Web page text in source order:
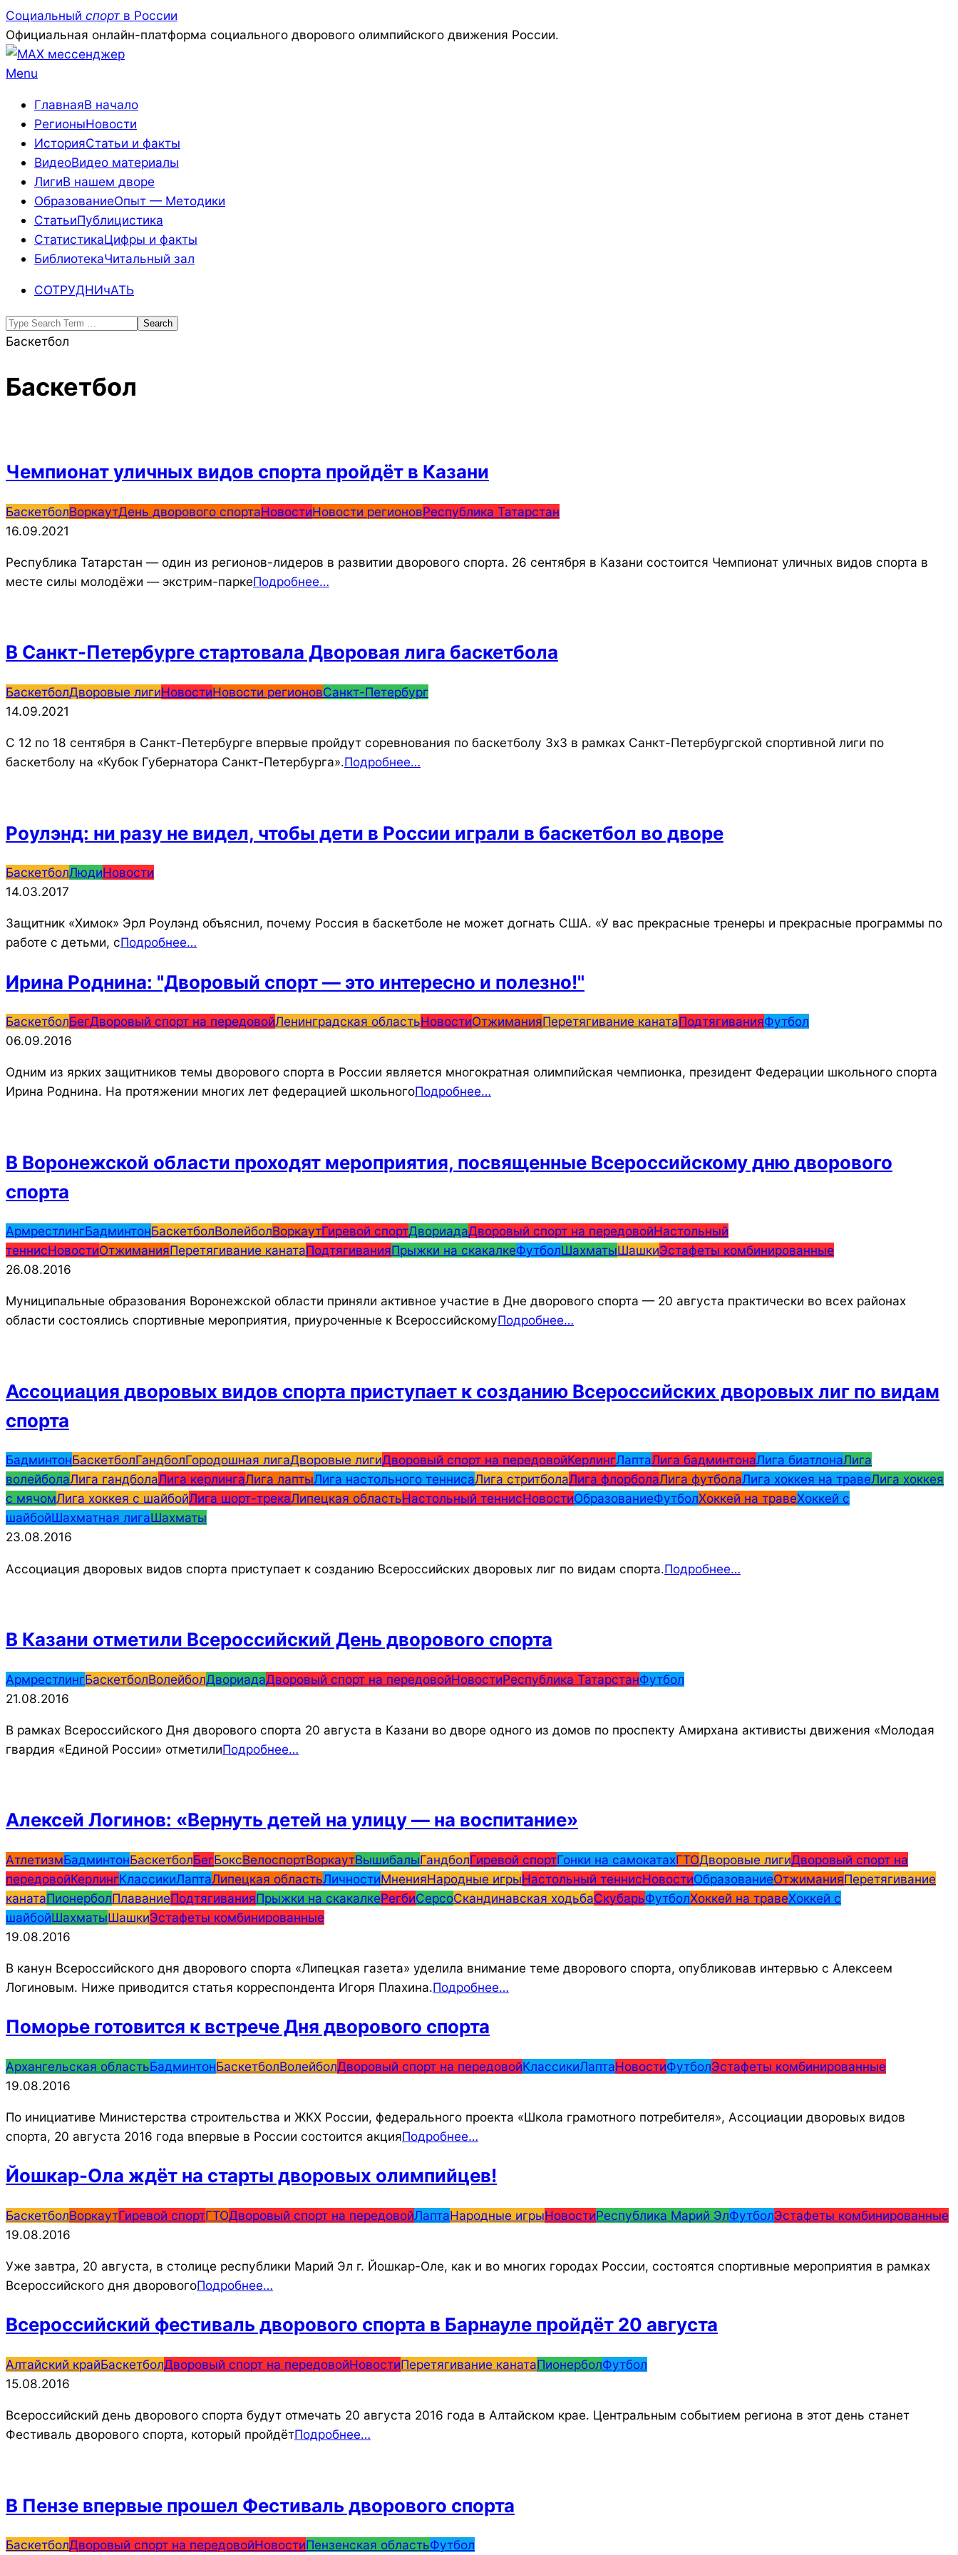
Skip
to
content
Социальный спорт в России
Официальная онлайн-платформа социального дворового олимпийского движения России.
Primary
Menu
Menu
ГлавнаяВ начало
РегионыНовости
ИсторияСтатьи и факты
ВидеоВидео материалы
ЛигиВ нашем дворе
ОбразованиеОпыт — Методики
СтатьиПублицистика
СтатистикаЦифры и факты
БиблиотекаЧитальный зал
СОТРУДНИчАТЬ
Search
Баскетбол
Баскетбол
Чемпионат уличных видов спорта пройдёт в Казани
2021-
09-
БаскетболВоркаутДень дворового спортаНовостиНовости регионовРеспублика Татарстан
16.09.2021
Республика Татарстан — один из регионов-лидеров в развитии дворового спорта. 26 сентября в Казани состоится Чемпионат уличных видов спорта в
месте силы молодёжи — экстрим-паркеПодробнее…
В Санкт-Петербурге стартовала Дворовая лига баскетбола
2021-
09-
БаскетболДворовые лигиНовостиНовости регионовСанкт-Петербург
14.09.2021
С 12 по 18 сентября в Санкт-Петербурге впервые пройдут соревнования по баскетболу 3х3 в рамках Санкт-Петербургской спортивной лиги по
баскетболу на «Кубок Губернатора Санкт-Петербурга».Подробнее…
Роулэнд: ни разу не видел, чтобы дети в России играли в баскетбол во дворе
2017-
03-
БаскетболЛюдиНовости
14.03.2017
Защитник «Химок» Эрл Роулэнд объяснил, почему Россия в баскетболе не может догнать США. «У вас прекрасные тренеры и прекрасные программы по
работе с детьми, сПодробнее…
Ирина Роднина: "Дворовый спорт — это интересно и полезно!"
2016-
09-
БаскетболБегДворовый спорт на передовойЛенинградская областьНовостиОтжиманияПеретягивание канатаПодтягиванияФутбол
06.09.2016
Одним из ярких защитников темы дворового спорта в России является многократная олимпийская чемпионка, президент Федерации школьного спорта
Ирина Роднина. На протяжении многих лет федерацией школьногоПодробнее…
В Воронежской области проходят мероприятия, посвященные Всероссийскому дню дворового
спорта
2016-
08-
26
АрмрестлингБадминтонБаскетболВолейболВоркаутГиревой спортДвориадаДворовый спорт на передовойНастольный
теннисНовостиОтжиманияПеретягивание канатаПодтягиванияПрыжки на скакалкеФутболШахматыШашкиЭстафеты комбинированные
26.08.2016
Муниципальные образования Воронежской области приняли активное участие в Дне дворового спорта — 20 августа практически во всех районах
области состоялись спортивные мероприятия, приуроченные к ВсероссийскомуПодробнее…
Ассоциация дворовых видов спорта приступает к созданию Всероссийских дворовых лиг по видам
спорта
2016-
08-
23
БадминтонБаскетболГандболГородошная лигаДворовые лигиДворовый спорт на передовойКерлингЛаптаЛига бадминтонаЛига биатлонаЛига
волейболаЛига гандболаЛига керлингаЛига лаптыЛига настольного теннисаЛига стритболаЛига флорболаЛига футболаЛига хоккея на травеЛига хоккея
с мячомЛига хоккея с шайбойЛига шорт-трекаЛипецкая областьНастольный теннисНовостиОбразованиеФутболХоккей на травеХоккей с
шайбойШахматная лигаШахматы
23.08.2016
Ассоциация дворовых видов спорта приступает к созданию Всероссийских дворовых лиг по видам спорта.Подробнее…
В Казани отметили Всероссийский День дворового спорта
2016-
08-
АрмрестлингБаскетболВолейболДвориадаДворовый спорт на передовойНовостиРеспублика ТатарстанФутбол
21.08.2016
В рамках Всероссийского Дня дворового спорта 20 августа в Казани во дворе одного из домов по проспекту Амирхана активисты движения «Молодая
гвардия «Единой России» отметилиПодробнее…
Алексей Логинов: «Вернуть детей на улицу — на воспитание»
2016-
08-
19
АтлетизмБадминтонБаскетболБегБоксВелоспортВоркаутВышибалыГандболГиревой спортГонки на самокатахГТОДворовые лигиДворовый спорт на
передовойКерлингКлассикиЛаптаЛипецкая областьЛичностиМненияНародные игрыНастольный теннисНовостиОбразованиеОтжиманияПеретягивание
канатаПионерболПлаваниеПодтягиванияПрыжки на скакалкеРегбиСерсоСкандинавская ходьбаСкубарьФутболХоккей на травеХоккей с
шайбойШахматыШашкиЭстафеты комбинированные
19.08.2016
В канун Всероссийского дня дворового спорта «Липецкая газета» уделила внимание теме дворового спорта, опубликовав интервью с Алексеем
Логиновым. Ниже приводится статья корреспондента Игоря Плахина.Подробнее…
Поморье готовится к встрече Дня дворового спорта
2016-
08-
Архангельская областьБадминтонБаскетболВолейболДворовый спорт на передовойКлассикиЛаптаНовостиФутболЭстафеты комбинированные
19.08.2016
По инициативе Министерства строительства и ЖКХ России, федерального проекта «Школа грамотного потребителя», Ассоциации дворовых видов
спорта, 20 августа 2016 года впервые в России состоится акцияПодробнее…
Йошкар-Ола ждёт на старты дворовых олимпийцев!
2016-
08-
БаскетболВоркаутГиревой спортГТОДворовый спорт на передовойЛаптаНародные игрыНовостиРеспублика Марий ЭлФутболЭстафеты комбинированные
19.08.2016
Уже завтра, 20 августа, в столице республики Марий Эл г. Йошкар-Оле, как и во многих городах России, состоятся спортивные мероприятия в рамках
Всероссийского дня дворовогоПодробнее…
Всероссийский фестиваль дворового спорта в Барнауле пройдёт 20 августа
2016-
08-
Алтайский крайБаскетболДворовый спорт на передовойНовостиПеретягивание канатаПионерболФутбол
15.08.2016
Всероссийский день дворового спорта будут отмечать 20 августа 2016 года в Алтайском крае. Центральным событием региона в этот день станет
Фестиваль дворового спорта, который пройдётПодробнее…
В Пензе впервые прошел Фестиваль дворового спорта
2016-
БаскетболДворовый спорт на передовойНовостиПензенская областьФутбол